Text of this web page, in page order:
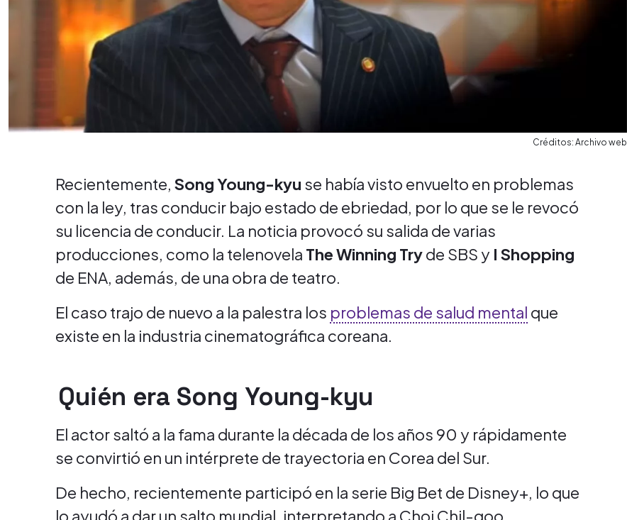
Créditos: Archivo web
Recientemente, Song Young-kyu se había visto envuelto en problemas
con la ley, tras conducir bajo estado de ebriedad, por lo que se le revocó
su licencia de conducir. La noticia provocó su salida de varias
producciones, como la telenovela The Winning Tryde SBS y I Shopping
de ENA, además, de una obra de teatro.
El caso trajo de nuevo a la palestra los problemas de salud mental que
existe en la industria cinematográfica coreana.
Quién era Song Young-kyu
El actor saltó a la fama durante la década de los años 90 y rápidamente
se convirtió en un intérprete de trayectoria en Corea del Sur.
De hecho, recientemente participó en la serie Big Bet de Disney+, lo que
lo ayudó a dar un salto mundial, interpretando a Choi Chil-goo.